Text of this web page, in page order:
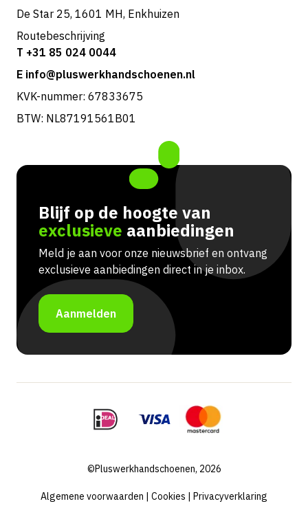
De Star 25, 1601 MH, Enkhuizen
Routebeschrijving
T +31 85 024 0044
E info@pluswerkhandschoenen.nl
KVK-nummer: 67833675
BTW: NL87191561B01
Blijf op de hoogte van
exclusieve aanbiedingen
Meld je aan voor onze nieuwsbrief en ontvang
exclusieve aanbiedingen direct in je inbox.
Aanmelden
©Pluswerkhandschoenen, 2026
Algemene voorwaarden | Cookies | Privacyverklaring